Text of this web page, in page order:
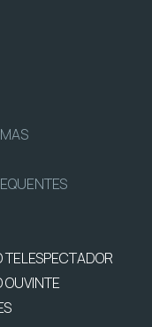
TELESPECTADOR
OUVINTE